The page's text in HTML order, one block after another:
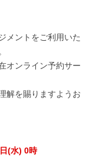
メントをご利用いた
オンライン予約サー
解を賜りますようお
(水) 0時